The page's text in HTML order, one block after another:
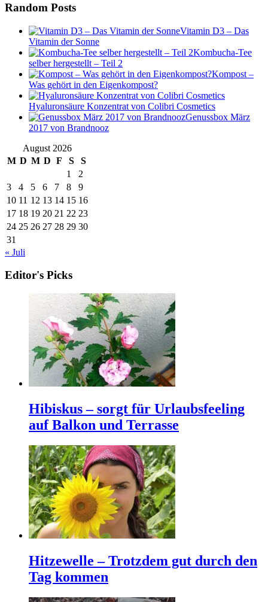
Random Posts
Vitamin D3 – Das
Vitamin der Sonne
Kombucha-Tee
selber hergestellt – Teil 2
Kompost –
Was gehört in den Eigenkompost?
Hyaluronsäure Konzentrat von Colibri Cosmetics
Genussbox März
2017 von Brandnooz
August 2026
M D M D F S
S
1
2
3
4 5 6 7 8
9
10 11 12 13 14 15 16
17 18 19 20 21 22 23
24 25 26 27 28 29 30
31
« Juli
Editor's Picks
Hibiskus – sorgt für Urlaubsfeeling
auf Balkon und Terrasse
Hitzewelle – Trotzdem gut durch den
Tag kommen